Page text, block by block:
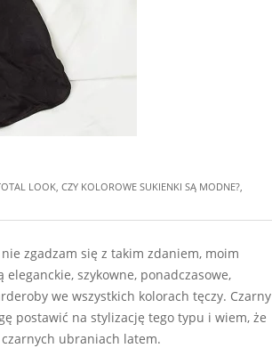
LOOK, CZY KOLOROWE SUKIENKI SĄ MODNE?,
zgadzam się z takim zdaniem, moim
szykowne, ponadczasowe,
we wszystkich kolorach tęczy. Czarny
postawić na stylizację tego typu i wiem, że
ubraniach latem.